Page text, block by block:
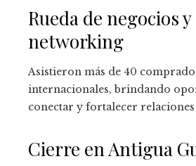
Rueda de negocios y
networking
Asistieron más de 40
internacionales, brindando
conectar y fortalecer
Cierre en Antigua